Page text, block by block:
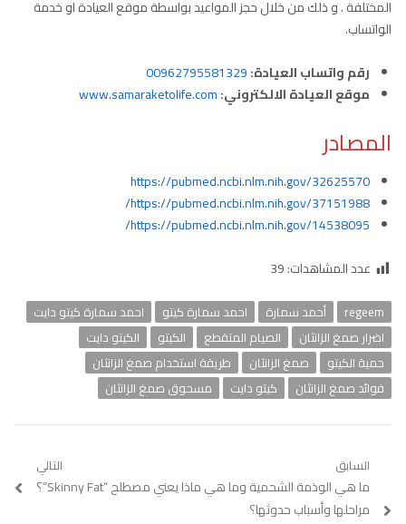
المختلفة . و ذلك من خلال حجز المواعيد بواسطة موقع العيادة او خدمة
الواتساب.
رقم واتساب العيادة:00962795581329
موقع العيادة الالكتروني:www.samaraketolife.com
المصادر
https://pubmed.ncbi.nlm.nih.gov/32625570
https://pubmed.ncbi.nlm.nih.gov/37151988/
https://pubmed.ncbi.nlm.nih.gov/14538095/
عدد المشاهدات:39
regeem أحمد سمارة احمد سمارة كيتو
احمد سمارة كيتو دايت
اضرار صمغ الزانثان
الصيام المتقطع الكيتو
الكيتو دايت
حمية الكيتو
صمغ الزانثان
طريقة استخدام صمغ الزانثان
فوائد صمغ الزانثان
كيتو دايت مسحوق صمغ الزانثان
تصفّح
المقالات
السابق
Previous
post:
ما هي الوذمة الشحمية وما هي
مراحلها وأسباب حدوثها؟
التالي
Next
ماذا يعني مصطلح “Skinny Fat”؟